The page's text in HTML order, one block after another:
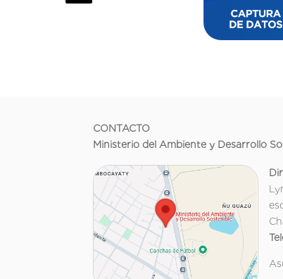
CONTACTO
Ministerio del Ambiente y Desarrollo